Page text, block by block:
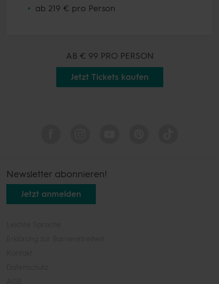
ab 219 € pro Person
AB € 99 PRO PERSON
Jetzt Tickets kaufen
Newsletter abonnieren!
Jetzt anmelden